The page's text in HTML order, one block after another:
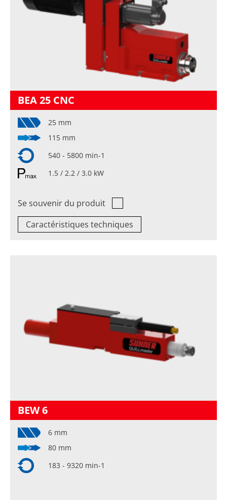
BEA 25 CNC
25 mm
115 mm
540 - 5800 min-1
1.5 / 2.2 / 3.0 kW
Se souvenir du produit
Caractéristiques techniques
BEW 6
6 mm
80 mm
183 - 9320 min-1